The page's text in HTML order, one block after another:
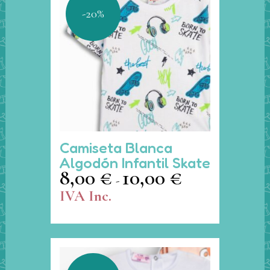
elegir
en
la
página
producto
-20%
producto
tiene
múltiples
variantes.
opciones
se
pueden
Camiseta Blanca
Algodón Infantil Skate
8,00 € - 10,00 €
desde
8,00 €
hasta
IVA Inc.